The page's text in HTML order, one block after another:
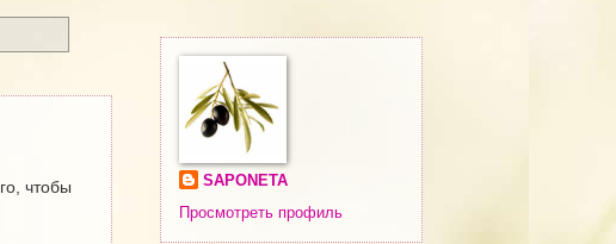
чтобы
SAPONETA
Просмотреть профиль